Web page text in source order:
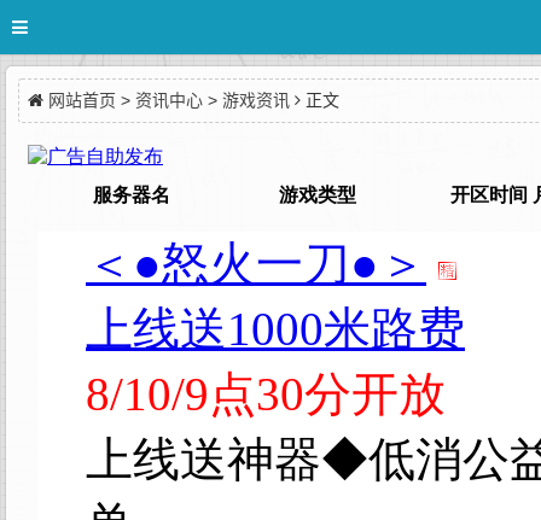
网站首页 > 资讯中心 > 游戏资讯 正文